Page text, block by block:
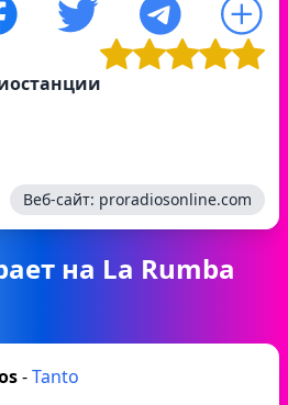
Веб-сайт: proradiosonline.com
на La Rumba
-Tanto